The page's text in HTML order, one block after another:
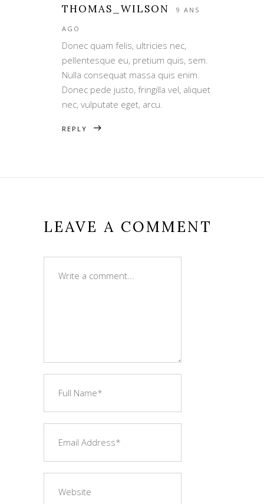
THOMAS_WILSON 9 ANS
AGO
Donec quam felis, ultricies nec,
pellentesque eu, pretium quis, sem.
Nulla consequat massa quis enim.
Donec pede justo, fringilla vel, aliquet
nec, vulputate eget, arcu.
REPLY
LEAVE A COMMENT